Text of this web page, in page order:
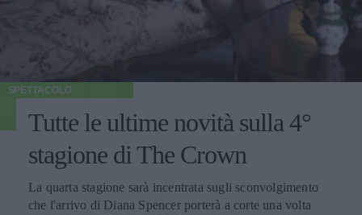
SPETTACOLO
Tutte le ultime novità sulla 4°
stagione di The Crown
La quarta stagione sarà incentrata sugli sconvolgimento
che l'arrivo di Diana Spencer porterà a corte una volta